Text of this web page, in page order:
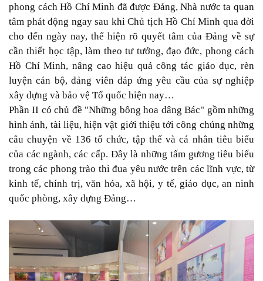
phong cách Hồ Chí Minh đã được Đảng, Nhà nước ta quan
tâm phát động ngay sau khi Chủ tịch Hồ Chí Minh qua đời
cho đến ngày nay, thể hiện rõ quyết tâm của Đảng về sự
cần thiết học tập, làm theo tư tưởng, đạo đức, phong cách
Hồ Chí Minh, nâng cao hiệu quả công tác giáo dục, rèn
luyện cán bộ, đảng viên đáp ứng yêu cầu của sự nghiệp
xây dựng và bảo vệ Tổ quốc hiện nay…
Phần II có chủ đề "Những bông hoa dâng Bác" gồm những
hình ảnh, tài liệu, hiện vật giới thiệu tới công chúng những
câu chuyện về 136 tổ chức, tập thể và cá nhân tiêu biểu
của các ngành, các cấp. Đây là những tấm gương tiêu biểu
trong các phong trào thi đua yêu nước trên các lĩnh vực, từ
kinh tế, chính trị, văn hóa, xã hội, y tế, giáo dục, an ninh
quốc phòng, xây dựng Đảng…